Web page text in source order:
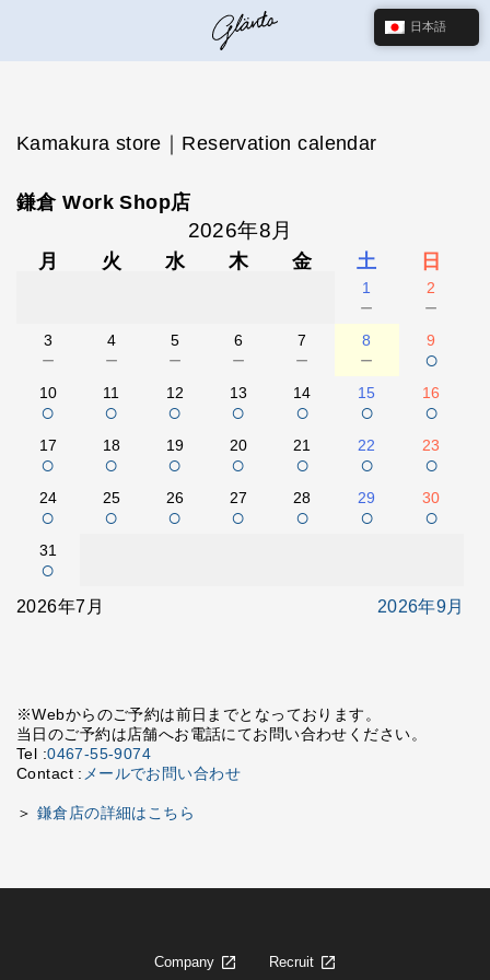
Kamakura store｜Reservation calendar
鎌倉 Work Shop店
2026年8月
月 火 水 木 金 土 日
1
－
2
－
3
－
4
－
5
－
6
－
7
－
8
－
9
○
10
○
11
○
12
○
13
○
14
○
15
○
16
○
17
○
18
○
19
○
20
○
21
○
22
○
23
○
24
○
25
○
26
○
27
○
28
○
29
○
30
○
31
○
2026年7月 2026年9月
※Webからのご予約は前日までとなっております。
当日のご予約は店舗へお電話にてお問い合わせください。
Tel :0467-55-9074
Contact : メールでお問い合わせ
＞ 鎌倉店の詳細はこちら
Company Recruit
日本語